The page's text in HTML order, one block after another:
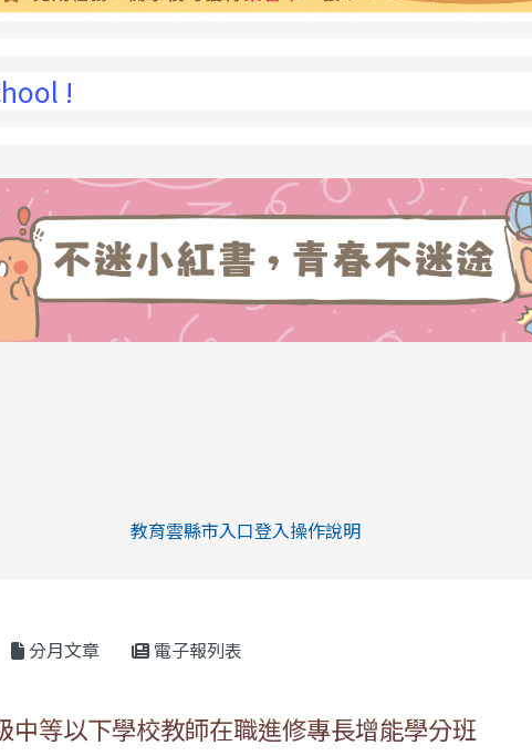
link to https://eliteracy.edu.tw/
link to https://eliteracy.edu.tw/Shorts/
教育雲縣市入口登入操作說明
link to https://eliteracy.edu.tw/
分月文章 電子報列表
中等以下學校教師在職進修專長增能學分班